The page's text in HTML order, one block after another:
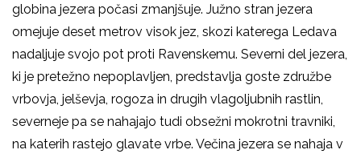
globina jezera počasi zmanjšuje. Južno stran jezera
omejuje deset metrov visok jez, skozi katerega Ledava
nadaljuje svojo pot proti Ravenskemu. Severni del jezera,
ki je pretežno nepoplavljen, predstavlja goste združbe
vrbovja, jelševja, rogoza in drugih vlagoljubnih rastlin,
severneje pa se nahajajo tudi obsežni mokrotni travniki,
na katerih rastejo glavate vrbe. Večina jezera se nahaja v